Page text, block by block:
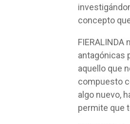
concepto
antagónicas
aquello que
compuesto
algo nuevo,
permite que